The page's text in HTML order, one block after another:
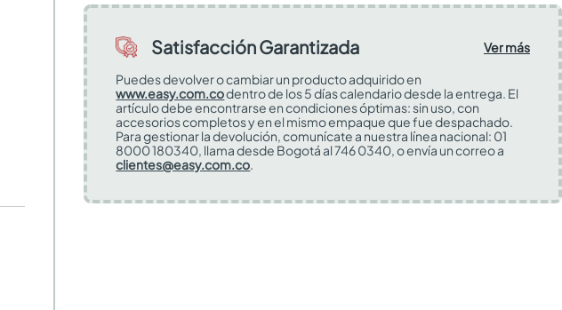
Satisfacción Garantizada
Ver más
Puedes devolver o cambiar un producto adquirido en
www.easy.com.codentro de los 5 días calendario desde la entrega. El
artículo debe encontrarse en condiciones óptimas: sin uso, con
accesorios completos y en el mismo empaque que fue despachado.
Para gestionar la devolución, comunícate a nuestra línea nacional: 01
8000 180340, llama desde Bogotá al 746 0340, o envía un correo a
clientes@easy.com.co.